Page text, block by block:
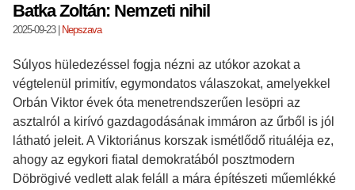
Batka Zoltán: Nemzeti nihil
2025-09-23| Nepszava
Súlyos hüledezéssel fogja nézni az utókor azokat a
végtelenül primitív, egymondatos válaszokat, amelyekkel
Orbán Viktor évek óta menetrendszerűen lesöpri az
asztalról a kirívó gazdagodásának immáron az űrből is jól
látható jeleit. A Viktoriánus korszak ismétlődő rituáléja ez,
ahogy az egykori fiatal demokratából posztmodern
Döbrögivé vedlett alak feláll a mára építészeti műemlékké